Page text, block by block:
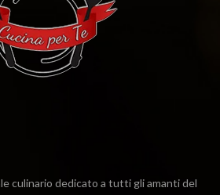
culinario dedicato a tutti gli amanti del